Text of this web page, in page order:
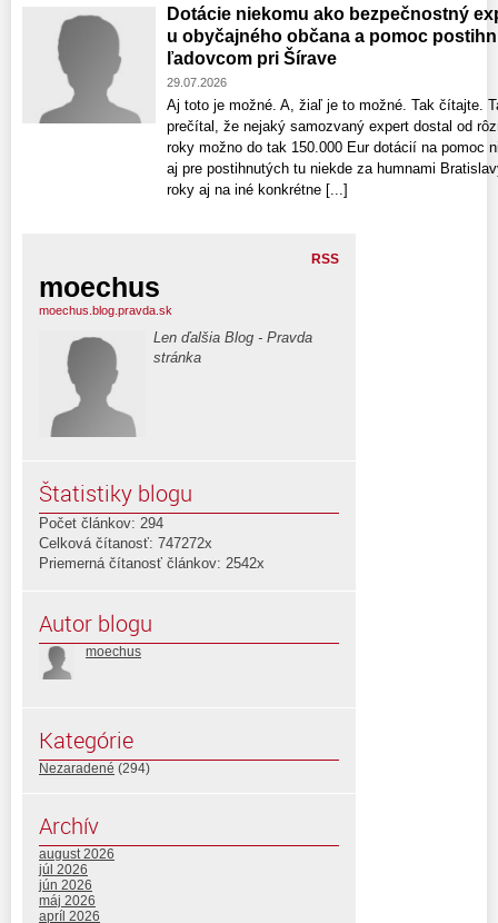
Dotácie niekomu ako bezpečnostný
u obyčajného občana a pomoc
ľadovcom pri Šírave
29.07.2026
Aj toto je možné. A, žiaľ je to možné. Tak čítajte.
prečítal, že nejaký samozvaný expert dostal od
roky možno do tak 150.000 Eur dotácií na pomoc
aj pre postihnutých tu niekde za humnami
roky aj na iné konkrétne [...]
RSS
moechus
moechus.blog.pravda.sk
Len ďalšia Blog - Pravda
stránka
Štatistiky blogu
Počet článkov: 294
Celková čítanosť: 747272x
Priemerná čítanosť článkov: 2542x
Autor blogu
moechus
Kategórie
Nezaradené (294)
Archív
august 2026
júl 2026
jún 2026
máj 2026
apríl 2026